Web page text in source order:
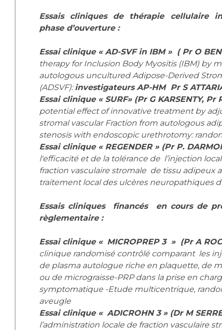
Essais cliniques de thérapie cellulaire
phase d’ouverture :
Essai clinique « AD-SVF in IBM » ( Pr O
therapy for Inclusion Body Myositis (IBM) by
autologous uncultured Adipose-Derived
(ADSVF):investigateurs AP-HM Pr S
Essai clinique « SURF» (Pr G KARSENTY, Pr
potential effect of innovative treatment by
stromal vascular Fraction from autologous
stenosis with endoscopic urethrotomy:
Essai clinique « REGENDER » (Pr P.
l'efficacité et de la tolérance de l’injection
fraction vasculaire stromale de tissu adipeux
traitement local des ulcères neuropathiques
Essais cliniques financés en cours de
règlementaire :
Essai clinique « MICROPREP 3 » (Pr A
clinique randomisé contrôlé comparant les
de plasma autologue riche en plaquette, de
ou de micrograisse-PRP dans la prise en
symptomatique -Etude multicentrique,
aveugle
Essai clinique « ADICROHN 3 » (Dr M
l’administration locale de fraction vasculaire